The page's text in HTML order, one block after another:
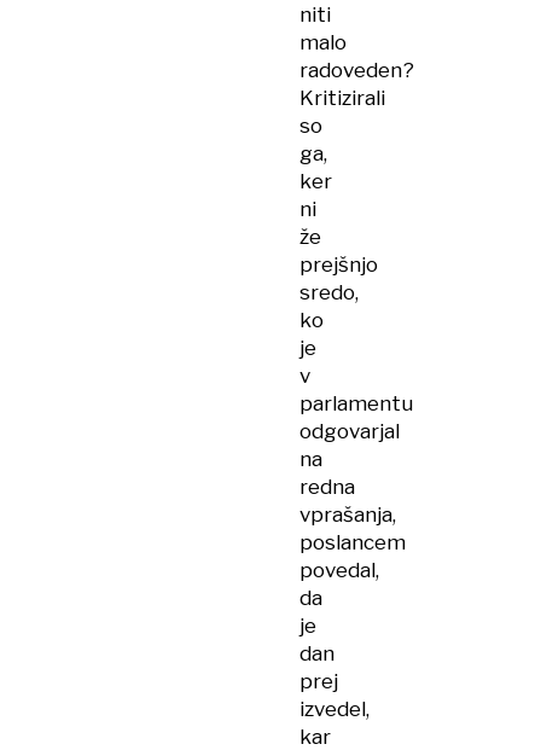
niti
malo
radoveden?
Kritizirali
so
ga,
ker
ni
že
prejšnjo
sredo,
ko
je
v
parlamentu
odgovarjal
na
redna
vprašanja,
poslancem
povedal,
da
je
dan
prej
izvedel,
kar